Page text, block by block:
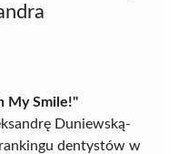
My Smile!"
Duniewską-
dentystów w